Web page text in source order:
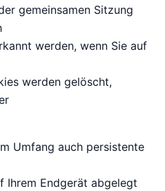
gemeinsamen Sitzung
werden, wenn Sie auf
werden gelöscht,
Umfang auch persistente
Ihrem Endgerät abgelegt